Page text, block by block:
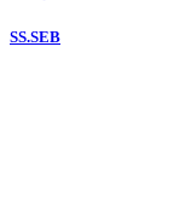
SS.SEB